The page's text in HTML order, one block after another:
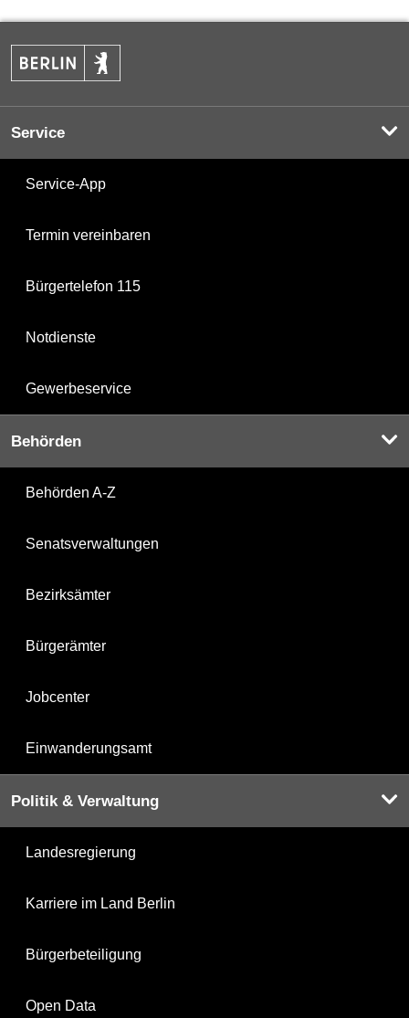
Service
Service-App
Termin vereinbaren
Bürgertelefon 115
Notdienste
Gewerbeservice
Behörden
Behörden A-Z
Senatsverwaltungen
Bezirksämter
Bürgerämter
Jobcenter
Einwanderungsamt
Politik & Verwaltung
Landesregierung
Karriere im Land Berlin
Bürgerbeteiligung
Open Data